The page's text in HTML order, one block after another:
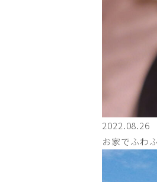
2022.08.26
お家でふわ